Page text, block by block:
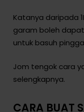
Katanya daripada
garam boleh
untuk basuh
Jom tengok cara
selengkapnya.
CARA BUAT